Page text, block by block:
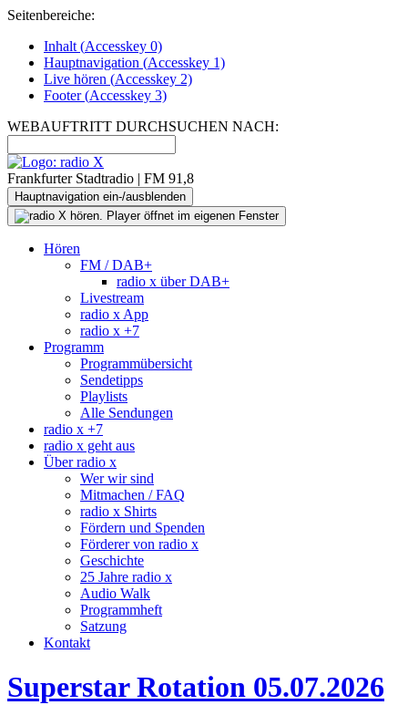
Seitenbereiche:
Inhalt (Accesskey 0)
Hauptnavigation (Accesskey 1)
Live hören (Accesskey 2)
Footer(Accesskey 3)
WEBAUFTRITT DURCHSUCHEN NACH:
Frankfurter Stadtradio | FM 91,8
Hauptnavigation ein-/ausblenden
Hören
FM / DAB+
radio x über DAB+
Livestream
radio x App
radio x +7
Programm
Programmübersicht
Sendetipps
Playlists
Alle Sendungen
radio x +7
radio x geht aus
Über radio x
Wer wir sind
Mitmachen / FAQ
radio x Shirts
Fördern und Spenden
Förderer von radio x
Geschichte
25 Jahre radio x
Audio Walk
Programmheft
Satzung
Kontakt
Superstar Rotation 05.07.2026